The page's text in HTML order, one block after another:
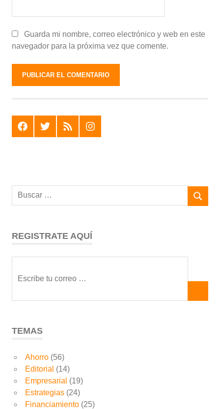
Guarda mi nombre, correo electrónico y web en este
navegador para la próxima vez que comente.
F T R I
REGISTRATE AQUÍ
TEMAS
Ahorro(56)
Editorial (14)
Empresarial (19)
Estrategias(24)
Financiamiento(25)